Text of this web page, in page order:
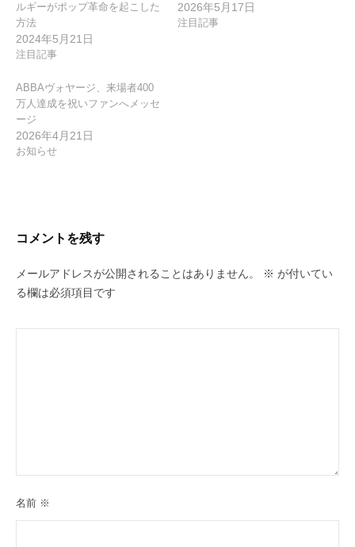
ルギーがポップ革命を起こした
方法
2024年5月21日
注目記事
2026年5月17日
注目記事
ABBAヴォヤージ、来場者400
万人達成を祝いファンへメッセ
ージ
2026年4月21日
お知らせ
コメントを残す
メールアドレスが公開されることはありません。 ※ が付いてい
る欄は必須項目です
名前 ※